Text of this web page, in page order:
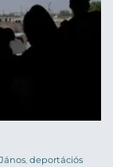
, deportációs